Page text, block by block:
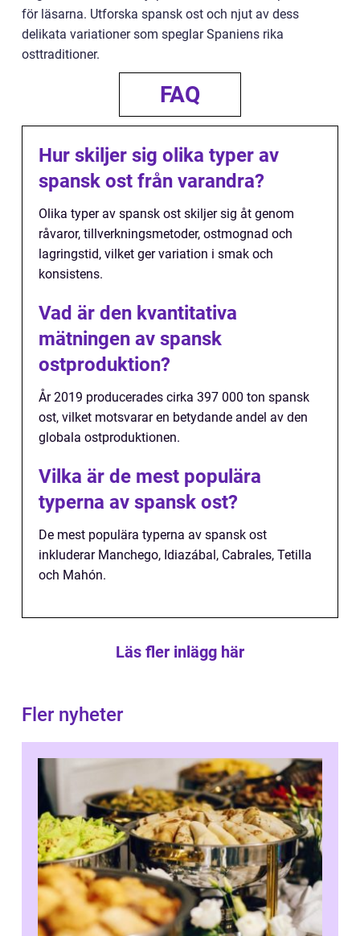
för läsarna. Utforska spansk ost och njut av dess
delikata variationer som speglar Spaniens rika
osttraditioner.
FAQ
Hur skiljer sig olika typer av
spansk ost från varandra?
Olika typer av spansk ost skiljer sig åt genom
råvaror, tillverkningsmetoder, ostmognad och
lagringstid, vilket ger variation i smak och
konsistens.
Vad är den kvantitativa
mätningen av spansk
ostproduktion?
År 2019 producerades cirka 397 000 ton spansk
ost, vilket motsvarar en betydande andel av den
globala ostproduktionen.
Vilka är de mest populära
typerna av spansk ost?
De mest populära typerna av spansk ost
inkluderar Manchego, Idiazábal, Cabrales, Tetilla
och Mahón.
Läs fler inlägg här
Fler nyheter